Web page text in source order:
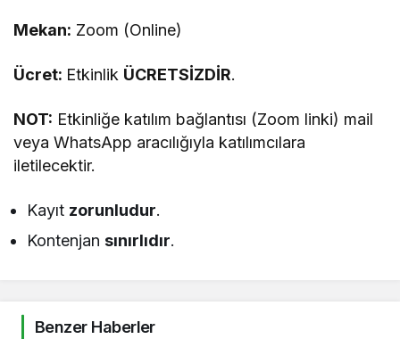
Mekan: Zoom (Online)
Ücret: Etkinlik ÜCRETSİZDİR.
NOT: Etkinliğe katılım bağlantısı (Zoom linki) mail
veya WhatsApp aracılığıyla katılımcılara
iletilecektir.
Kayıt zorunludur.
Kontenjansınırlıdır.
Benzer Haberler